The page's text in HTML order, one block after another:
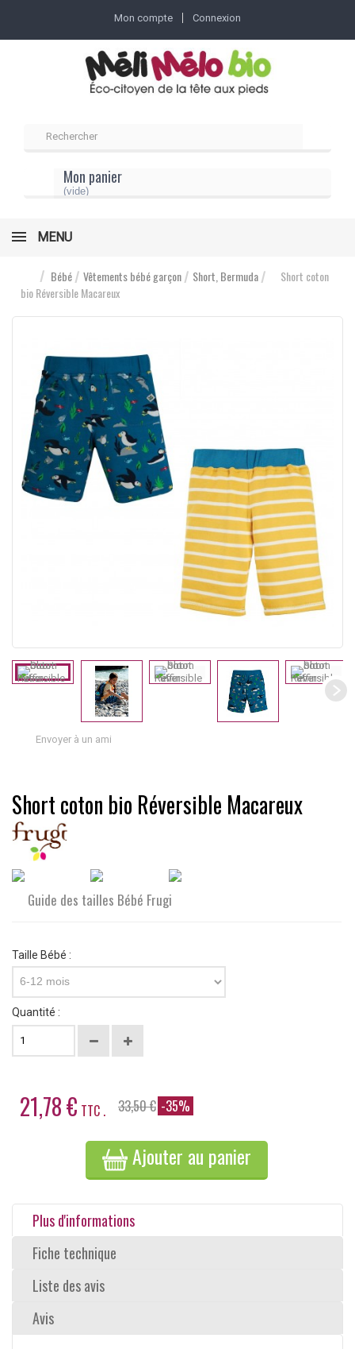
Mon compte Connexion
Mon panier
(vide)
MENU
Bébé Vêtements bébé garçon Short, Bermuda
Short coton
bio Réversible Macareux
Envoyer à un ami
Short coton bio Réversible Macareux
Guide des tailles Bébé Frugi
Taille Bébé :
6-12 mois
Quantité :
21,78 € TTC . 33,50 € -35%
Ajouter au panier
Plus d'informations
Fiche technique
Liste des avis
Avis